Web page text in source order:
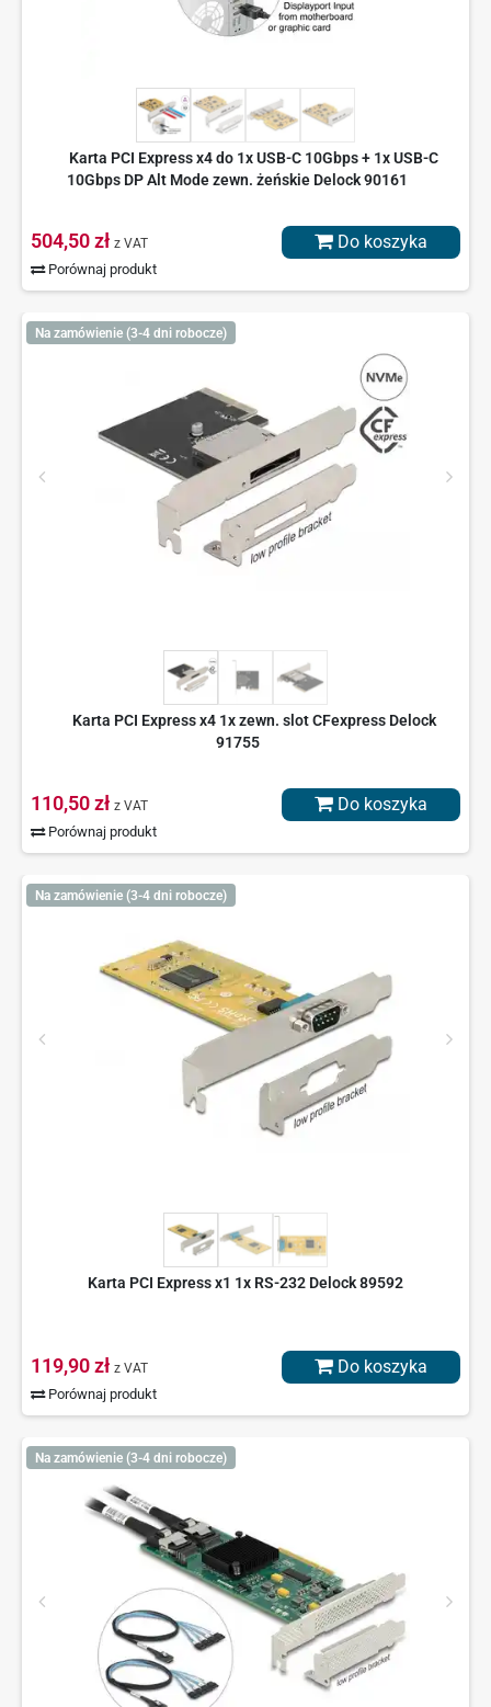
Karta PCI Express x4 do 1x USB-C 10Gbps + 1x USB-C
10Gbps DP Alt Mode zewn. żeńskie Delock 90161
504,50 zł z VAT
Porównaj produkt
Do koszyka
Na zamówienie (3-4 dni robocze)
Karta PCI Express x4 1x zewn. slot CFexpress Delock
91755
110,50 zł z VAT
Porównaj produkt
Do koszyka
Na zamówienie (3-4 dni robocze)
Karta PCI Express x1 1x RS-232 Delock 89592
119,90 zł z VAT
Porównaj produkt
Do koszyka
Na zamówienie (3-4 dni robocze)